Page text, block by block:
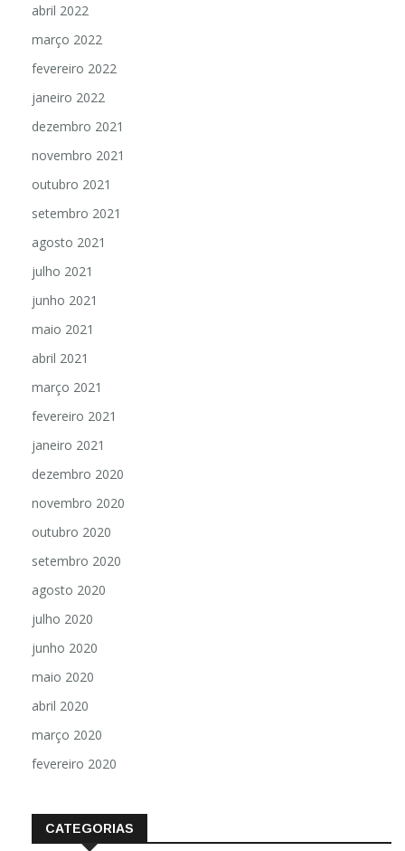
abril 2022
março 2022
fevereiro 2022
janeiro 2022
dezembro 2021
novembro 2021
outubro 2021
setembro 2021
agosto 2021
julho 2021
junho 2021
maio 2021
abril 2021
março 2021
fevereiro 2021
janeiro 2021
dezembro 2020
novembro 2020
outubro 2020
setembro 2020
agosto 2020
julho 2020
junho 2020
maio 2020
abril 2020
março 2020
fevereiro 2020
CATEGORIAS